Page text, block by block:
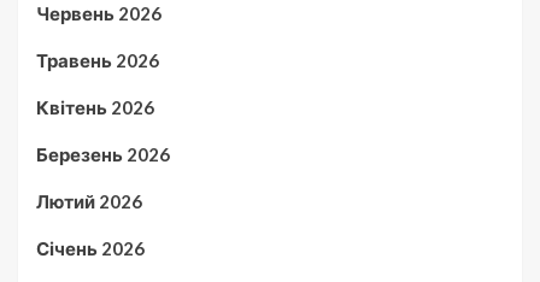
Червень 2026
Травень 2026
Квітень 2026
Березень 2026
Лютий 2026
Січень 2026